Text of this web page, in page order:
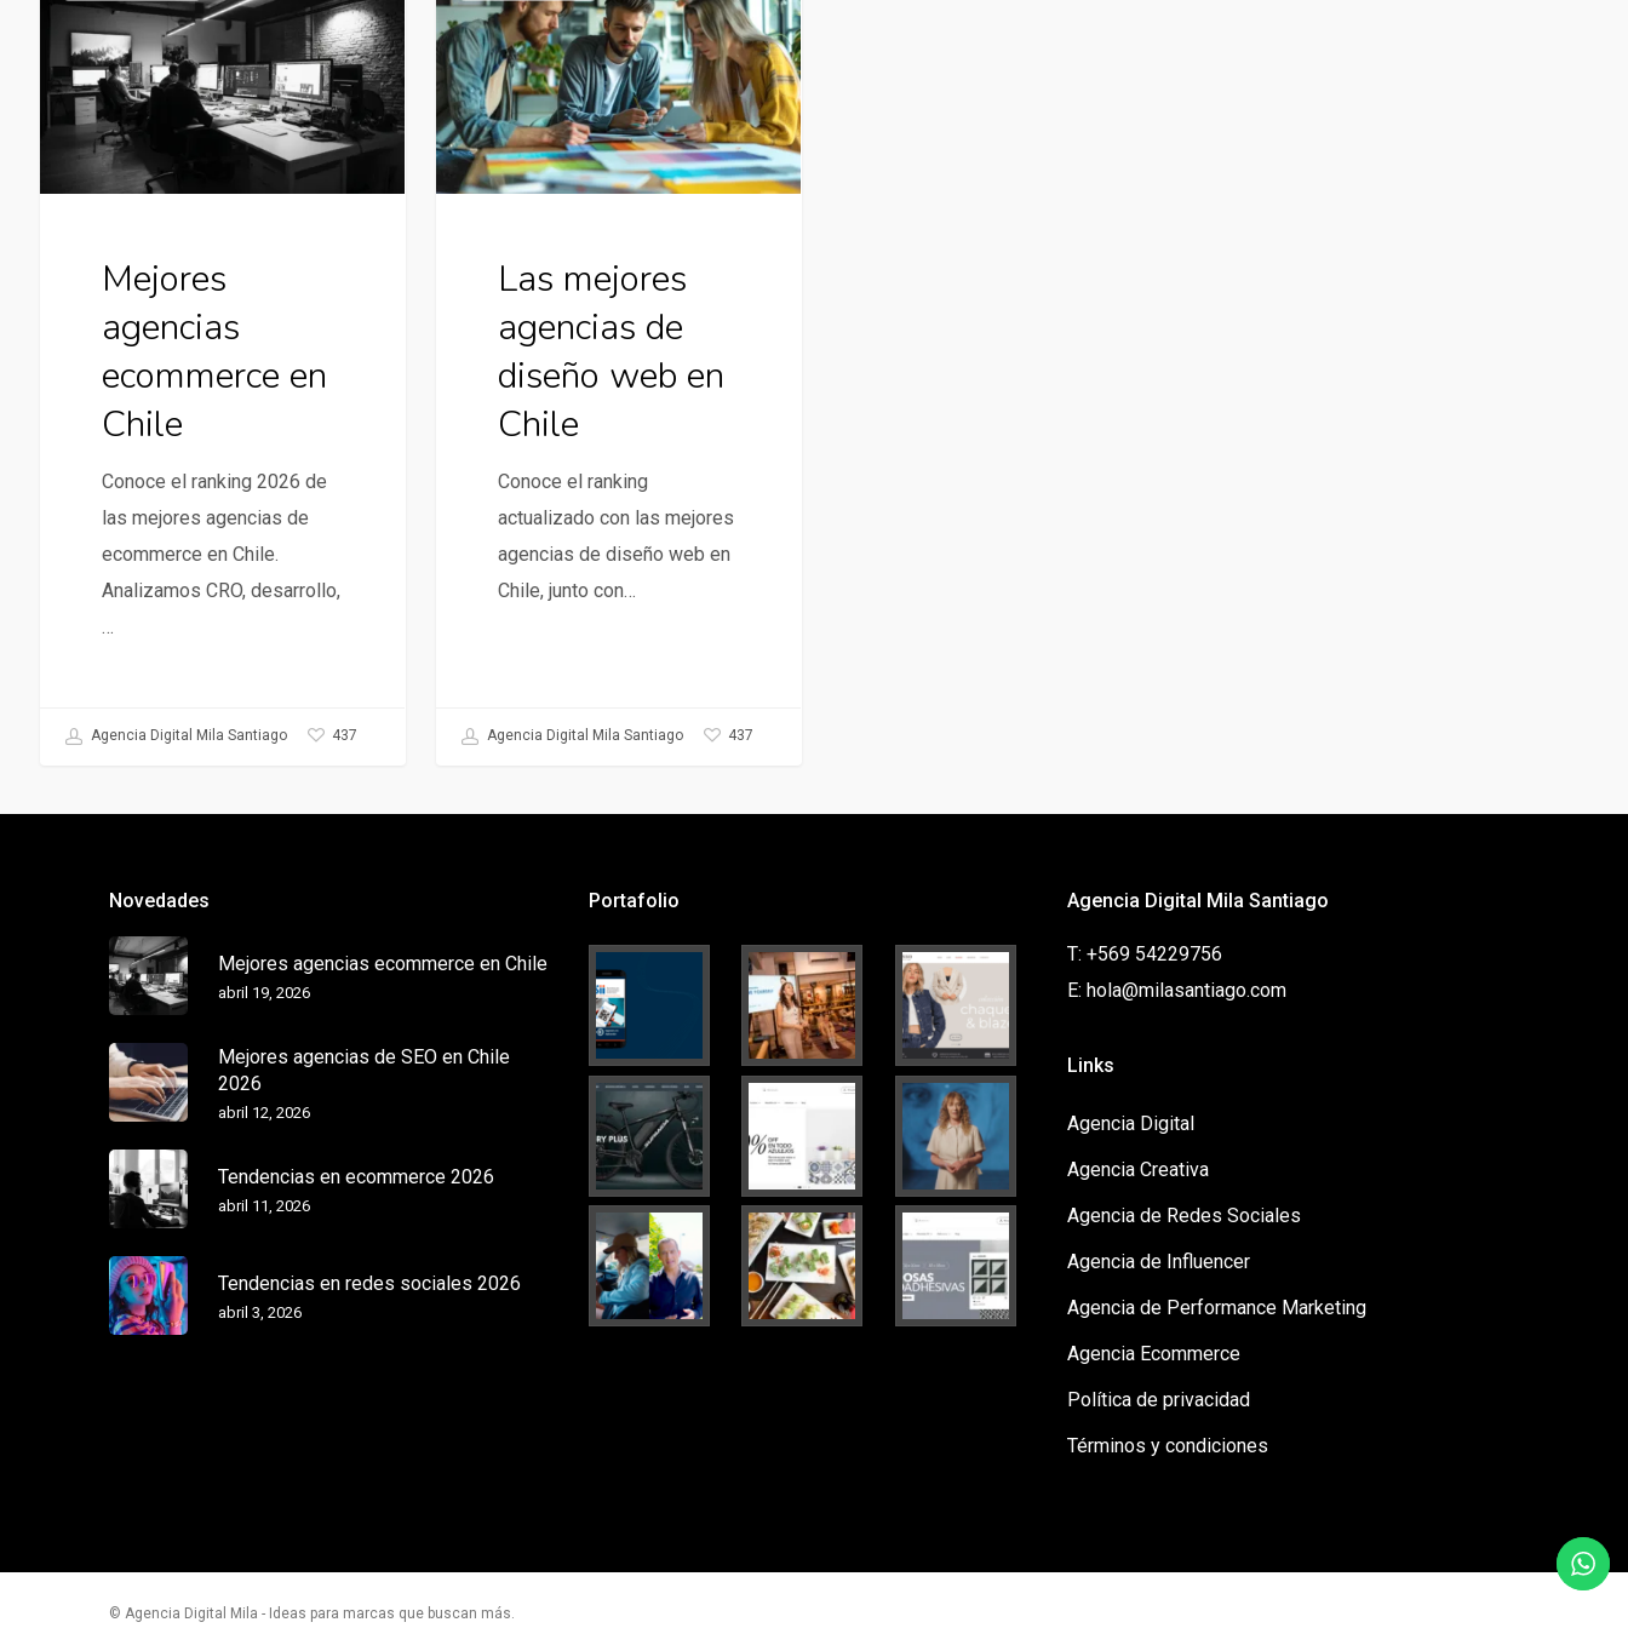
ecommerce
en
Chile
Mejores
agencias
ecommerce en
Chile
Conoce el ranking 2026 de
las mejores agencias de
ecommerce en Chile.
Analizamos CRO, desarrollo,
…
Agencia Digital Mila Santiago 437
agencias
de
diseño
web
Las mejores
agencias de
diseño web en
Chile
Conoce el ranking
actualizado con las mejores
agencias de diseño web en
Chile, junto con…
Agencia Digital Mila Santiago 437
Novedades
Mejores agencias ecommerce en Chile
abril 19, 2026
Mejores agencias de SEO en Chile
2026
abril 12, 2026
Tendencias en ecommerce 2026
abril 11, 2026
Tendencias en redes sociales 2026
abril 3, 2026
Portafolio Agencia Digital Mila Santiago
T: +569 54229756
E: hola@milasantiago.com
Links
Agencia Digital
Agencia Creativa
Agencia de Redes Sociales
Agencia de Influencer
Agencia de Performance Marketing
Agencia Ecommerce
Política de privacidad
Términos y condiciones
© Agencia Digital Mila - Ideas para marcas que buscan más.